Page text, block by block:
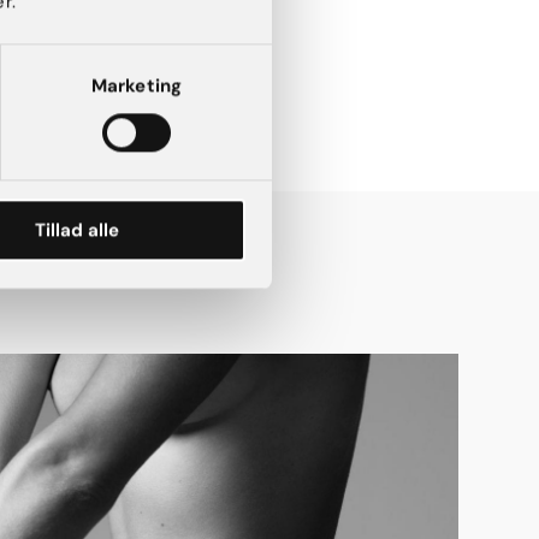
Marketing
Tillad alle